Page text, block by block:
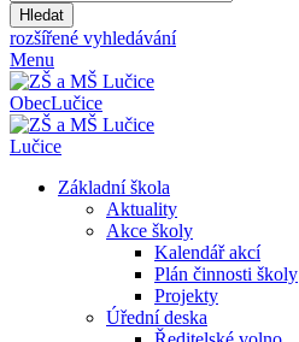
Hledat
rozšířené vyhledávání
Menu
ObecLučice
Lučice
Základní škola
Aktuality
Akce školy
Kalendář akcí
Plán činnosti školy
Projekty
Úřední deska